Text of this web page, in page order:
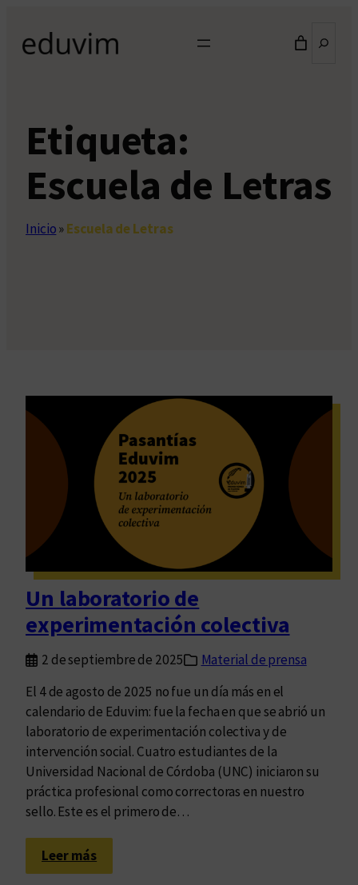
contenido
Etiqueta:
Escuela de Letras
Inicio»Escuela de Letras
Un laboratorio de
experimentación colectiva
2 de septiembre de 2025
Material de prensa
El 4 de agosto de 2025 no fue un día más en el
calendario de Eduvim: fue la fecha en que se abrió un
laboratorio de experimentación colectiva y de
intervención social. Cuatro estudiantes de la
Universidad Nacional de Córdoba (UNC) iniciaron su
práctica profesional como correctoras en nuestro
sello. Este es el primero de…
Leer más:
U